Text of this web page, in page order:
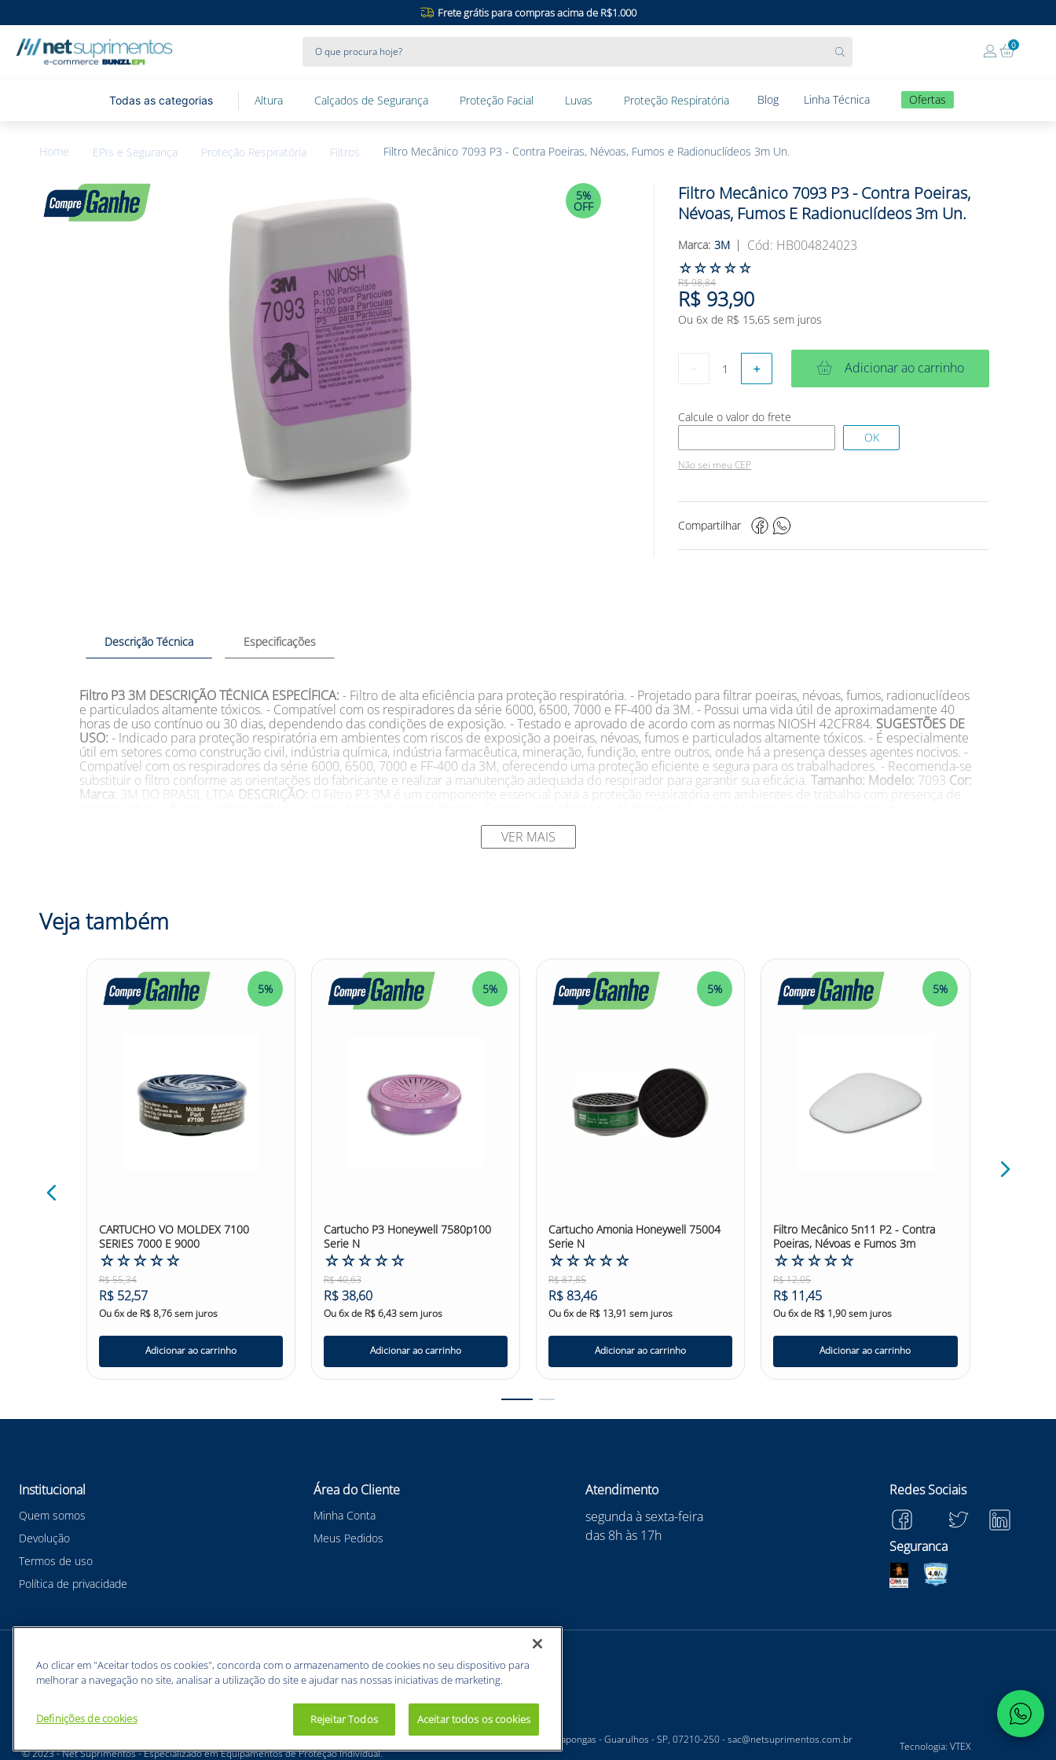
Frete grátis para compras acima de R$1.000
0
Altura Calçados de Segurança Proteção Facial Luvas Proteção Respiratória Blog Linha Técnica Ofertas
EPIs e Segurança Proteção Respiratória Filtros Filtro Mecânico 7093 P3 - Contra Poeiras, Névoas, Fumos e Radionuclídeos 3m Un.
5%
OFF
Filtro Mecânico 7093 P3 - Contra Poeiras,
Névoas, Fumos E Radionuclídeos 3m Un.
3M : HB004824023
☆☆☆☆☆
R$98,84
R$ 93,90
Ou 6x de R$ 15,65 sem juros
＋ Adicionar ao carrinho
Não sei meu CEP
Compartilhar
Descrição Técnica Especificações
Filtro P3 3M DESCRIÇÃO TÉCNICA ESPECÍFICA: - Filtro de alta eficiência para proteção respiratória. - Projetado para filtrar poeiras, névoas, fumos, radionuclídeos
e particulados altamente tóxicos. - Compatível com os respiradores da série 6000, 6500, 7000 e FF-400 da 3M. - Possui uma vida útil de aproximadamente 40
horas de uso contínuo ou 30 dias, dependendo das condições de exposição. - Testado e aprovado de acordo com as normas NIOSH 42CFR84. SUGESTÕES DE
USO: - Indicado para proteção respiratória em ambientes com riscos de exposição a poeiras, névoas, fumos e particulados altamente tóxicos. - É especialmente
útil em setores como construção civil, indústria química, indústria farmacêutica, mineração, fundição, entre outros, onde há a presença desses agentes nocivos. -
Compatível com os respiradores da série 6000, 6500, 7000 e FF-400 da 3M, oferecendo uma proteção eficiente e segura para os trabalhadores. - Recomenda-se
substituir o filtro conforme as orientações do fabricante e realizar a manutenção adequada do respirador para garantir sua eficácia. Tamanho: Modelo: 7093 Cor:
Marca: 3M DO BRASIL LTDA DESCRIÇÃO: O Filtro P3 3M é um componente essencial para a proteção respiratória em ambientes de trabalho com presença de
proporcionar uma atmosfera segura para os usuários. Esse filtro é projetado para ser utilizado em conjunto com os respiradores da série 6000, 6500, 7000 e FF-
400 da 3M, garantindo uma vedação adequada e uma proteção eficiente. É especialmente indicado para setores como construção civil, indústria química,
indústria farmacêutica, mineração e fundição, onde há uma maior exposição a esses agentes prejudiciais à saúde. O Filtro P3 3M é testado e aprovado de acordo
VER MAIS
Veja também
5%
CARTUCHO VO MOLDEX 7100
SERIES 7000 E 9000
☆☆☆☆☆
R$55,34
R$ 52,57
Ou6x de R$ 8,76sem juros
Adicionar ao carrinho
5%
Cartucho P3 Honeywell 7580p100
Serie N
☆☆☆☆☆
R$40,63
R$38,60
Ou6x de R$6,43sem juros
Adicionar ao carrinho
5%
Cartucho Amonia Honeywell 75004
Serie N
☆☆☆☆☆
R$87,85
R$ 83,46
Ou6x de R$ 13,91 sem juros
Adicionar ao carrinho
5%
Filtro Mecânico 5n11 P2 - Contra
Poeiras, Névoas e Fumos 3m
☆☆☆☆☆
R$12,05
R$ 11,45
Ou6x de R$ 1,90sem juros
Adicionar ao carrinho
Institucional
Quem somos
Devolução
Termos de uso
Política de privacidade
Área do Cliente
Minha Conta
Meus Pedidos
Atendimento
segunda à sexta-feira
das 8h às 17h
Redes Sociais
Seguranca
Meios de pagamentos
BUNZL EQUIPAMENTOS PARA PROTEÇÃO INDIVIDUAL. - CNPJ: 43.854.777/0001-26 - Estrada Velha Guarulhos, 5135 - Jardim Arapongas - Guarulhos - SP, 07210-250 -sac@netsuprimentos.com.br
© 2023 - Net Suprimentos - Especializado em Equipamentos de Proteção Individual.
Tecnologia: VTEX
Ao clicar em "Aceitar todos os cookies", concorda com o armazenamento de cookies no seu dispositivo para
melhorar a navegação no site, analisar a utilização do site e ajudar nas nossas iniciativas de marketing.
Definições de cookies Rejeitar Todos Aceitar todos os cookies